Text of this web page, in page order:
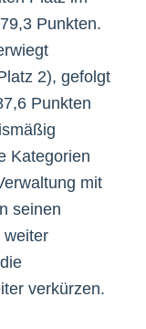
Punkten.
2), gefolgt
Punkten
Kategorien
mit
seinen
weiter
verkürzen.